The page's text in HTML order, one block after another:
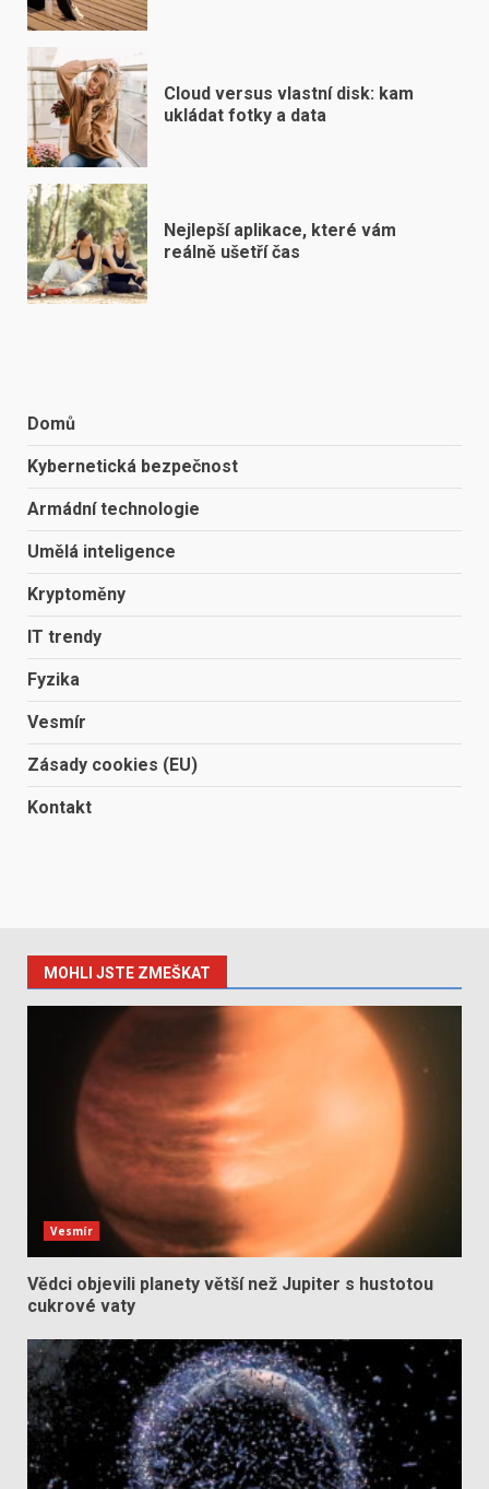
Cloud versus vlastní disk: kam
ukládat fotky a data
Nejlepší aplikace, které vám
reálně ušetří čas
Domů
Kybernetická bezpečnost
Armádní technologie
Umělá inteligence
Kryptoměny
IT trendy
Fyzika
Vesmír
Zásady cookies (EU)
Kontakt
MOHLI JSTE ZMEŠKAT
Vesmír
Vědci objevili planety větší než Jupiter s hustotou
cukrové vaty